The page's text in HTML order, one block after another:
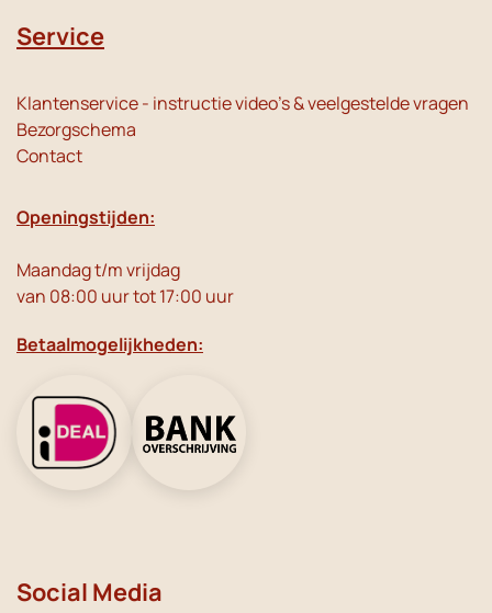
Service
Klantenservice - instructie video's & veelgestelde vragen
Bezorgschema
Contact
Openingstijden:
Maandag t/m vrijdag
van 08:00 uur tot 17:00 uur
Betaalmogelijkheden:
Social Media